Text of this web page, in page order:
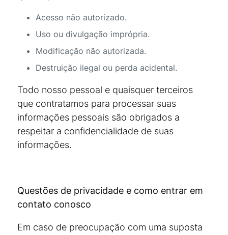
Acesso não autorizado.
Uso ou divulgação imprópria.
Modificação não autorizada.
Destruição ilegal ou perda acidental.
Todo nosso pessoal e quaisquer terceiros
que contratamos para processar suas
informações pessoais são obrigados a
respeitar a confidencialidade de suas
informações.
Questões de privacidade e como entrar em
contato conosco
Em caso de preocupação com uma suposta